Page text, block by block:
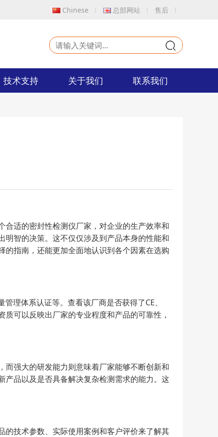
Chinese 总部网站 售后
技术支持 关于我们 联系我们
适的密封性检测仪厂家，对企业的生产效率和
智的决策。这不仅仅涉及到产品本身的性能和
指南，还能更加全面地认识到各个因素在选购
理体系认证等。查看该厂商是否获得了CE、
可以反映出厂家的专业程度和产品的可靠性，
强大的研发能力则意味着厂家能够不断创新和
产品以及是否具备解决复杂检测需求的能力。这
的技术参数、实际使用案例和客户评价来了解其